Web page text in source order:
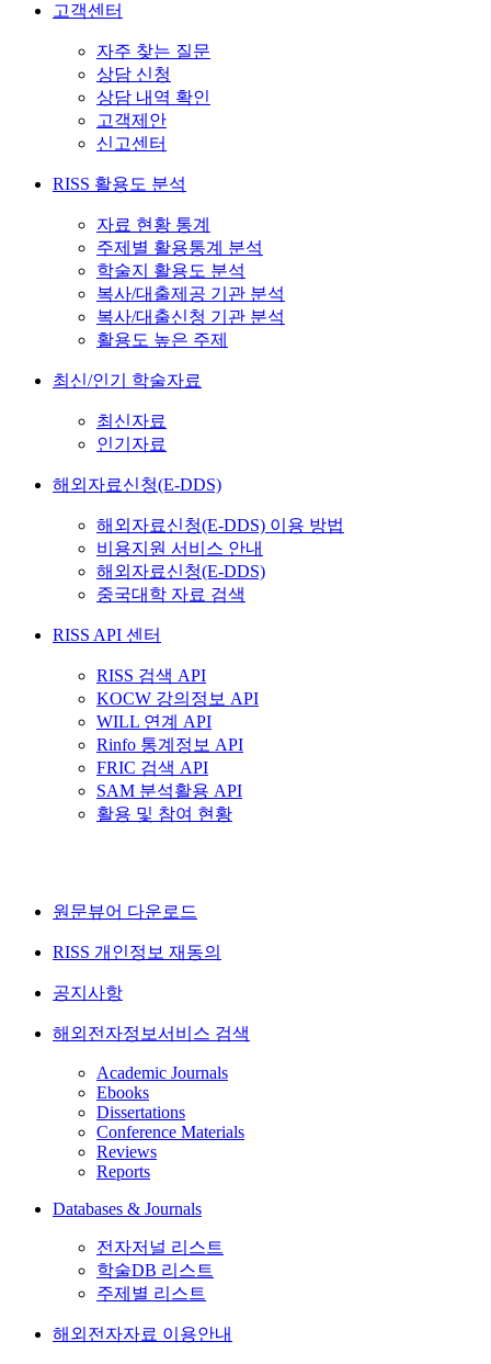
고객센터
자주 찾는 질문
상담 신청
상담 내역 확인
고객제안
신고센터
RISS 활용도 분석
자료 현황 통계
주제별 활용통계 분석
학술지 활용도 분석
복사/대출제공 기관 분석
복사/대출신청 기관 분석
활용도 높은 주제
최신/인기 학술자료
최신자료
인기자료
해외자료신청(E-DDS)
해외자료신청(E-DDS) 이용 방법
비용지원 서비스 안내
해외자료신청(E-DDS)
중국대학 자료 검색
RISS API 센터
RISS 검색 API
KOCW 강의정보 API
WILL 연계 API
Rinfo 통계정보 API
FRIC 검색 API
SAM 분석활용 API
활용 및 참여 현황
원문뷰어 다운로드
RISS 개인정보 재동의
공지사항
해외전자정보서비스 검색
Academic Journals
Ebooks
Dissertations
Conference Materials
Reviews
Reports
Databases & Journals
전자저널 리스트
학술DB 리스트
주제별 리스트
해외전자자료 이용안내